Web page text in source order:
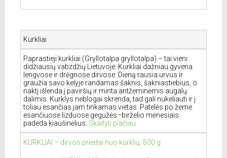
Kurkliai
Paprastieji kurkliai (Gryllotalpa gryllotalpa) – tai vieni
didžiausių vabzdžių Lietuvoje. Kurkliai dažniau gyvena
lengvose ir drėgnose dirvose. Dieną rausia urvus ir
graužia savo kelyje randamas šaknis, šakniastiebius, o
naktį išlenda į paviršių ir minta antžeminėmis augalų
dalimis. Kurklys neblogai skrenda, tad gali nukeliauti ir į
toliau esančias jam tinkamas vietas. Patelės po žeme
esančiuose lizduose gegužės–birželio mėnesiais
padeda kiaušinėlius. Skaityti plačiau
KURKLIAI – dirvos priedai nuo kurklių, 500 g